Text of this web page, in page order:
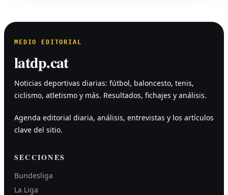
MEDIO EDITORIAL
latdp.cat
Noticias deportivas diarias: fútbol, baloncesto, tenis,
ciclismo, atletismo y más. Resultados, fichajes y análisis.
Agenda editorial diaria, análisis, entrevistas y los artículos
clave del sitio.
SECCIONES
Bundesliga
La Liga